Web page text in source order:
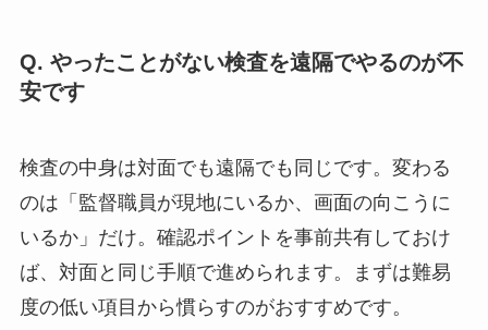
Q. やったことがない検査を遠隔でやるのが不
安です
検査の中身は対面でも遠隔でも同じです。変わる
のは「監督職員が現地にいるか、画面の向こうに
いるか」だけ。確認ポイントを事前共有しておけ
ば、対面と同じ手順で進められます。まずは難易
度の低い項目から慣らすのがおすすめです。